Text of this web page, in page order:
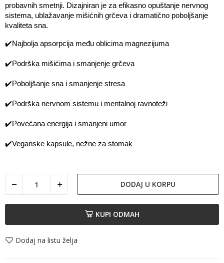
probavnih smetnji. Dizajniran je za efikasno opuštanje nervnog
sistema, ublažavanje mišićnih grčeva i dramatično poboljšanje
kvaliteta sna.
✔️Najbolja apsorpcija među oblicima magnezijuma
✔️Podrška mišićima i smanjenje grčeva
✔️Poboljšanje sna i smanjenje stresa
✔️Podrška nervnom sistemu i mentalnoj ravnoteži
✔️Povećana energija i smanjeni umor
✔️Veganske kapsule, nežne za stomak
DODAJ U KORPU
KUPI ODMAH
Dodaj na listu želja